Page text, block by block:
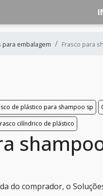
para embalagem Frasco para
de plástico para shampoo sp
cilíndrico de plástico
do comprador, o